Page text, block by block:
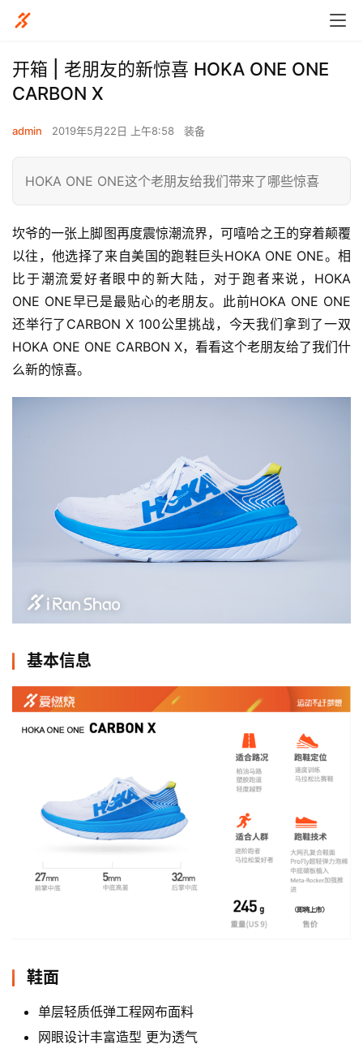
开箱 | 老朋友的新惊喜 HOKA ONE ONE
CARBON X
admin 2019年5月22日 上午8:58 装备
HOKA ONE ONE这个老朋友给我们带来了哪些惊喜
坎爷的一张上脚图再度震惊潮流界，可嘻哈之王的穿着颠覆
以往，他选择了来自美国的跑鞋巨头HOKA ONE ONE。相
比于潮流爱好者眼中的新大陆，对于跑者来说，HOKA
ONE ONE早已是最贴心的老朋友。此前HOKA ONE ONE
还举行了CARBON X 100公里挑战，今天我们拿到了一双
HOKA ONE ONE CARBON X，看看这个老朋友给了我们什
么新的惊喜。
基本信息
鞋面
单层轻质低弹工程网布面料
网眼设计丰富造型 更为透气